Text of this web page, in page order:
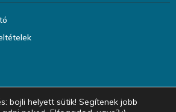
bojli helyett sütik! Segítenek jobb